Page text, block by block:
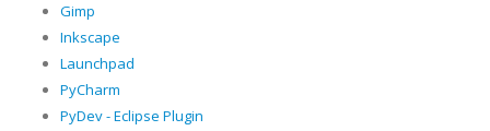
Gimp
Inkscape
Launchpad
PyCharm
PyDev - Eclipse Plugin